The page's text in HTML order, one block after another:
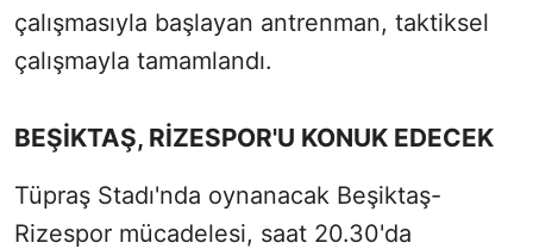
çalışmasıyla başlayan antrenman, taktiksel
çalışmayla tamamlandı.
BEŞİKTAŞ, RİZESPOR'U KONUK EDECEK
Tüpraş Stadı'nda oynanacak Beşiktaş-
Rizespor mücadelesi, saat 20.30'da